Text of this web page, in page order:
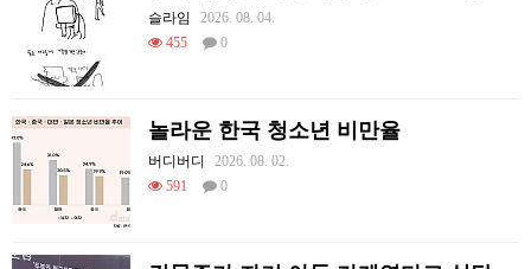
슬라임
2026. 08. 04.
455
0
놀라운 한국 청소년 비만율
버디버디
2026. 08. 02.
591
0